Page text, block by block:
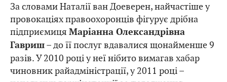
За словами Наталії ван Доеверен, найчастіше у
провокаціях правоохоронців фігурує дрібна
підприємиця Маріанна Олександрівна
Гавриш– до її послуг вдавалися щонайменше 9
разів. У 2010 році у неї нібито вимагав хабар
чиновник райадміністрації, у 2011 році –